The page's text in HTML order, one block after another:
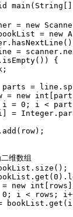
= new
= new
=
{
=
= new
= 0; i <
=
维数组
new
i < rows;